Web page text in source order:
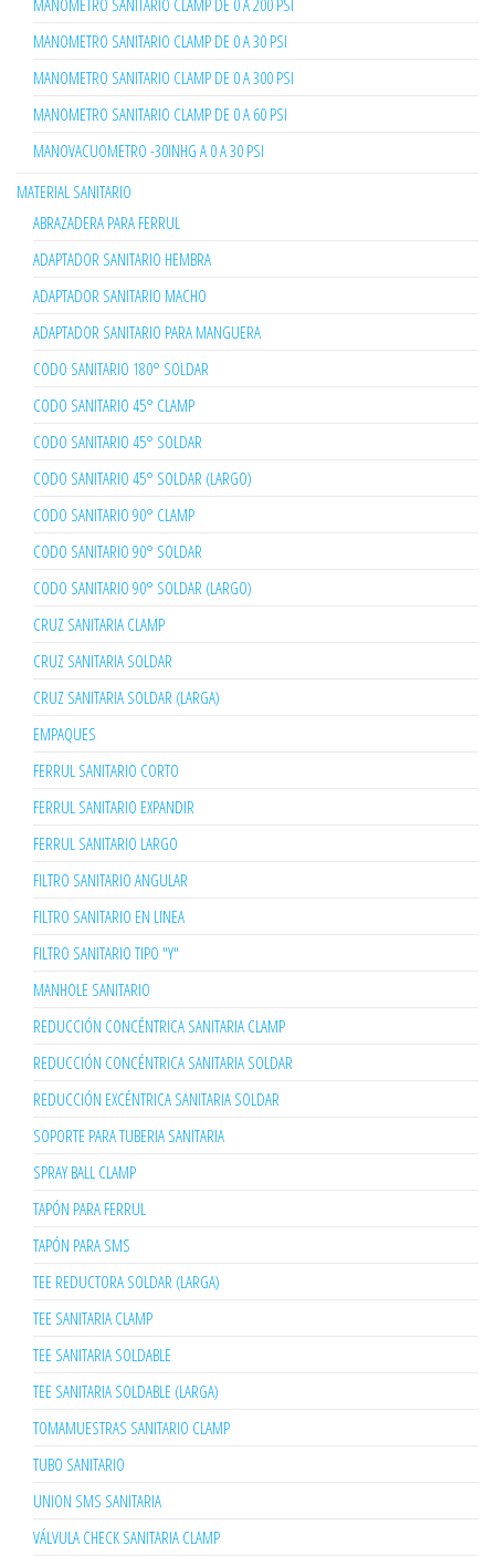
MANOMETRO SANITARIO CLAMP DE 0 A 200 PSI
MANOMETRO SANITARIO CLAMP DE 0 A 30 PSI
MANOMETRO SANITARIO CLAMP DE 0 A 300 PSI
MANOMETRO SANITARIO CLAMP DE 0 A 60 PSI
MANOVACUOMETRO -30INHG A 0 A 30 PSI
MATERIAL SANITARIO
ABRAZADERA PARA FERRUL
ADAPTADOR SANITARIO HEMBRA
ADAPTADOR SANITARIO MACHO
ADAPTADOR SANITARIO PARA MANGUERA
CODO SANITARIO 180° SOLDAR
CODO SANITARIO 45° CLAMP
CODO SANITARIO 45° SOLDAR
CODO SANITARIO 45° SOLDAR (LARGO)
CODO SANITARIO 90° CLAMP
CODO SANITARIO 90° SOLDAR
CODO SANITARIO 90° SOLDAR (LARGO)
CRUZ SANITARIA CLAMP
CRUZ SANITARIA SOLDAR
CRUZ SANITARIA SOLDAR (LARGA)
EMPAQUES
FERRUL SANITARIO CORTO
FERRUL SANITARIO EXPANDIR
FERRUL SANITARIO LARGO
FILTRO SANITARIO ANGULAR
FILTRO SANITARIO EN LINEA
FILTRO SANITARIO TIPO "Y"
MANHOLE SANITARIO
REDUCCIÓN CONCÉNTRICA SANITARIA CLAMP
REDUCCIÓN CONCÉNTRICA SANITARIA SOLDAR
REDUCCIÓN EXCÉNTRICA SANITARIA SOLDAR
SOPORTE PARA TUBERIA SANITARIA
SPRAY BALL CLAMP
TAPÓN PARA FERRUL
TAPÓN PARA SMS
TEE REDUCTORA SOLDAR (LARGA)
TEE SANITARIA CLAMP
TEE SANITARIA SOLDABLE
TEE SANITARIA SOLDABLE (LARGA)
TOMAMUESTRAS SANITARIO CLAMP
TUBO SANITARIO
UNION SMS SANITARIA
VÁLVULA CHECK SANITARIA CLAMP